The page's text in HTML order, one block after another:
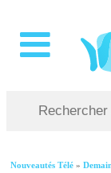
Nouveautés Télé »